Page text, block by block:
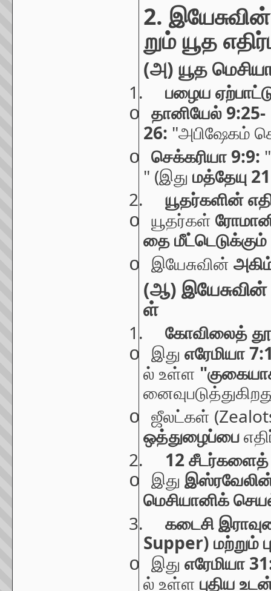
2. இயேசுவின்
றும் யூத
(அ) யூத
1. பழைய
o தானியேல் 9:25-
26: "அபிஷேகம்
o செக்கரியா9:9: "
" (இது மத்தேயு
2.
யூதர்களின்
o யூதர்கள்
தை மீட்டெடுக்கும்
o இயேசுவின்
(ஆ) இயேசுவின்
ள்
1. கோவிலைத்
o இது எரேமியா
ல் உள்ள "
o ஜீலட்கள்
ஒத்துழைப்பை
2. 12 சீடர்களைத்
o இது
மெசியானிக்
3. கடைசி
Supper) மற்றும்
o இது எரேமியா
ல் உள்ள புதிய